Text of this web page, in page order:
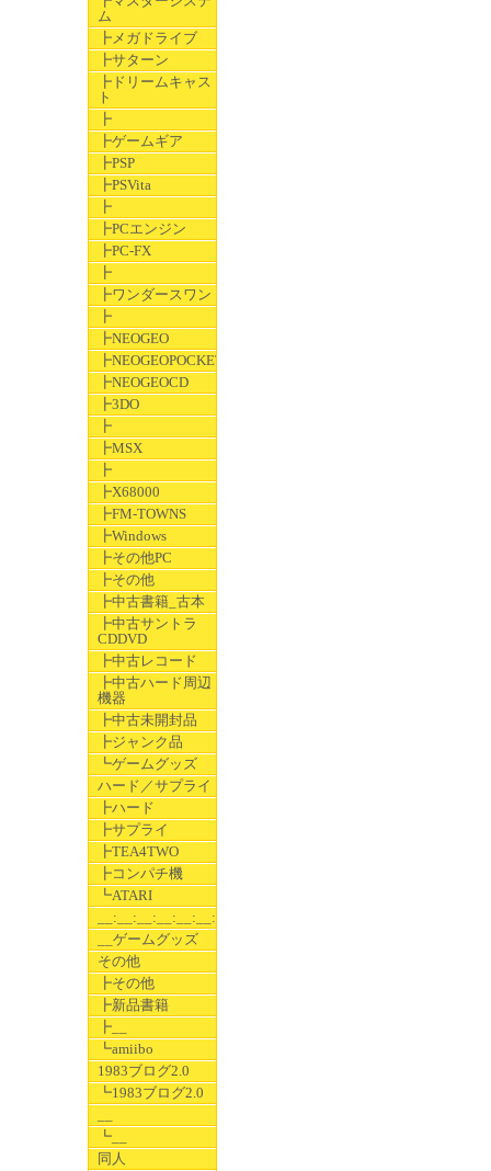
ム
┣メガドライブ
┣サターン
┣ドリームキャス
ト
┣
┣ゲームギア
┣PSP
┣PSVita
┣
┣PCエンジン
┣PC-FX
┣
┣ワンダースワン
┣
┣NEOGEO
┣NEOGEOPOCKET
┣NEOGEOCD
┣3DO
┣
┣MSX
┣
┣X68000
┣FM-TOWNS
┣Windows
┣その他PC
┣その他
┣中古書籍_古本
┣中古サントラ
CDDVD
┣中古レコード
┣中古ハード周辺
機器
┣中古未開封品
┣ジャンク品
┗ゲームグッズ
ハード／サプライ
┣ハード
┣サプライ
┣TEA4TWO
┣コンパチ機
┗ATARI
__:__:__:__:__:__:__
__ゲームグッズ
その他
┣その他
┣新品書籍
┣__
┗amiibo
1983ブログ2.0
┗1983ブログ2.0
┗__
同人